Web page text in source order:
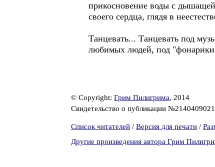
прикосновение воды с
своего сердца, глядя в
Танцевать... Танцевать под
любимых людей, под
© Copyright: Грим Пилигрима, 2014
Свидетельство о публикации
Список читателей / Версия для печати /
Другие произведения автора Грим